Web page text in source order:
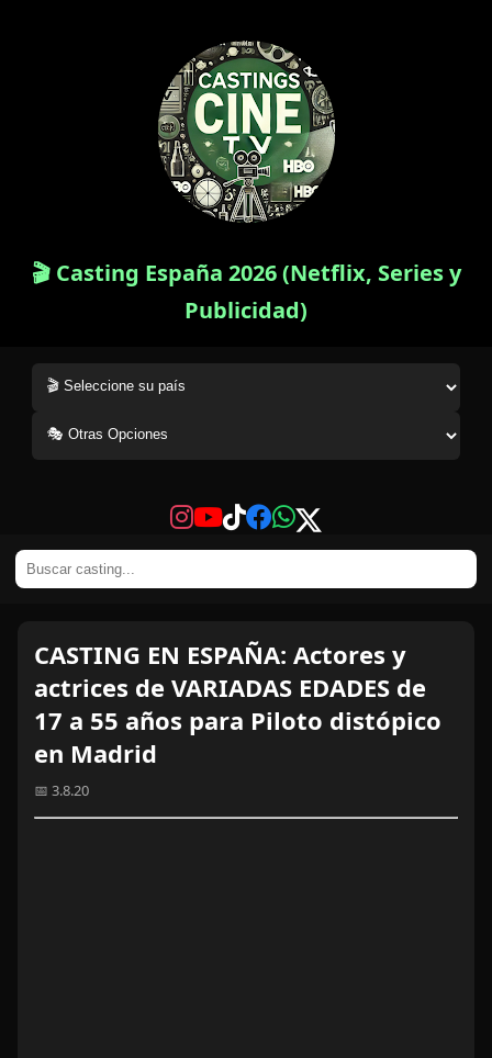
🎬 Casting España 2026 (Netflix, Series y
Publicidad)
CASTING EN ESPAÑA: Actores y
actrices de VARIADAS EDADES de
17 a 55 años para Piloto distópico
en Madrid
📅 3.8.20